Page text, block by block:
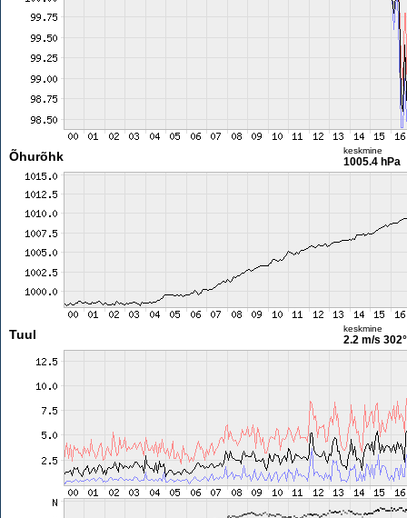
Õhurõhk keskmine
1005.4 hPa
Tuul keskmine
2.2 m/s 302°